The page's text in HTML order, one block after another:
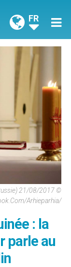
FR
21/08/2017 ©
arhieparhia/
: la
parle au